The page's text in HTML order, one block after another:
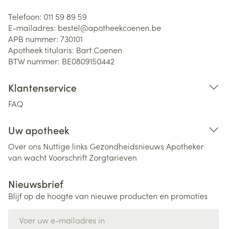
Telefoon: 011 59 89 59
E-mailadres: bestel@apotheekcoenen.be
APB nummer: 730101
Apotheek titularis: Bart Coenen
BTW nummer: BE0809150442
Klantenservice
FAQ
Uw apotheek
Over ons Nuttige links Gezondheidsnieuws Apotheker
van wachtVoorschriftZorgtarieven
Nieuwsbrief
Blijf op de hoogte van nieuwe producten en promoties